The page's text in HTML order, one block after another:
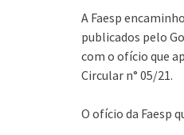
A Faesp
publicados pelo
com o ofício que
Circular n° 05/21.
O ofício da Faesp